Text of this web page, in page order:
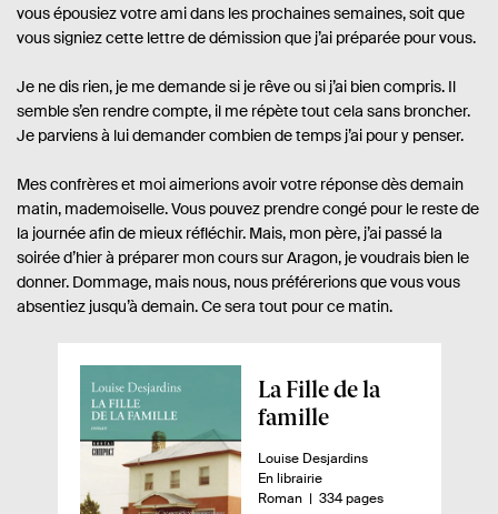
vous épousiez votre ami dans les prochaines semaines, soit que
vous signiez cette lettre de démission que j’ai préparée pour vous.
Je ne dis rien, je me demande si je rêve ou si j’ai bien compris. Il
semble s’en rendre compte, il me répète tout cela sans broncher.
Je parviens à lui demander combien de temps j’ai pour y penser.
Mes confrères et moi aimerions avoir votre réponse dès demain
matin, mademoiselle. Vous pouvez prendre congé pour le reste de
la journée afin de mieux réfléchir. Mais, mon père, j’ai passé la
soirée d’hier à préparer mon cours sur Aragon, je voudrais bien le
donner. Dommage, mais nous, nous préférerions que vous vous
absentiez jusqu’à demain. Ce sera tout pour ce matin.
A
p
r
ç
La Fille de la
famille
A
u
t
Louise Desjardins
D
i
En librairie
n
Roman- 334 pages